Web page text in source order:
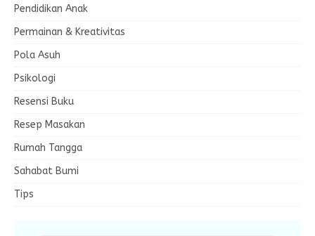
Pendidikan Anak
Permainan & Kreativitas
Pola Asuh
Psikologi
Resensi Buku
Resep Masakan
Rumah Tangga
Sahabat Bumi
Tips